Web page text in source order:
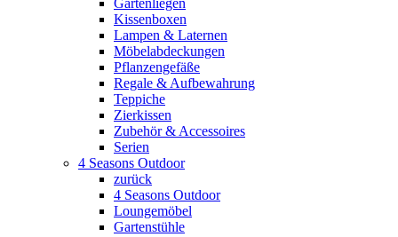
Gartenliegen
Kissenboxen
Lampen & Laternen
Möbelabdeckungen
Pflanzengefäße
Regale & Aufbewahrung
Teppiche
Zierkissen
Zubehör & Accessoires
Serien
4 Seasons Outdoor
zurück
4 Seasons Outdoor
Loungemöbel
Gartenstühle